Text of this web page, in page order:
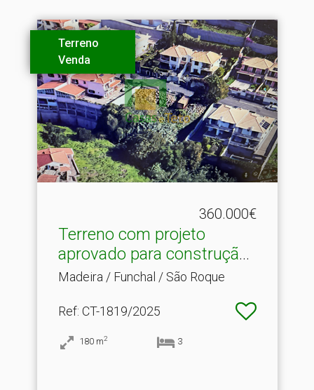
Terreno
Venda
360.000€
Terreno com projeto
aprovado para construção .​
..
Madeira / Funchal / São Roque
Ref: CT-1819/2025
180 m2 3